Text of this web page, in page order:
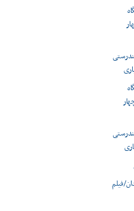
فیلم